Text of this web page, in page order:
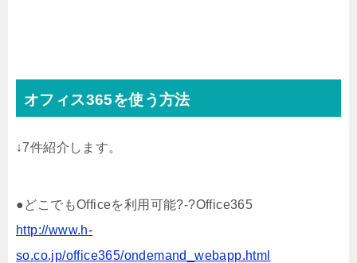
オフィス365を使う方法
↓7件紹介します。
●どこでもOfficeを利用可能?-?Office365
http://www.h-
so.co.jp/office365/ondemand_webapp.html